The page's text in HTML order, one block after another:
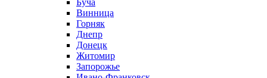
Буча
Винница
Горняк
Днепр
Донецк
Житомир
Запорожье